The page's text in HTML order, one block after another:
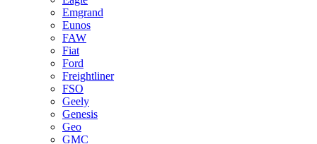
Emgrand
Eunos
FAW
Fiat
Ford
Freightliner
FSO
Geely
Genesis
Geo
GMC